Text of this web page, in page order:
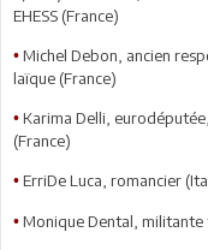
EHESS (France)
• Michel Debon, ancien
laïque (France)
• Karima Delli,
(France)
• ErriDe Luca, romancier
• Monique Dental, militante